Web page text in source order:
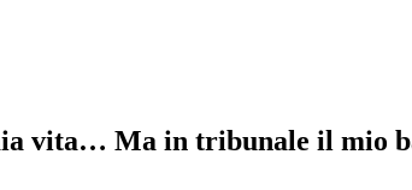
vita… Ma in tribunale il mio